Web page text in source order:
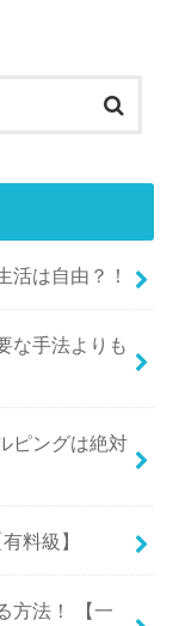
活は自由？！
な手法よりも
ピングは絶対
料級】
方法！ 【一